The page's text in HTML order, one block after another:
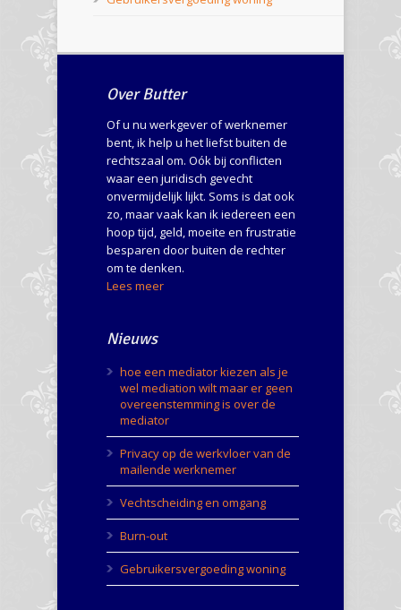
Over Butter
Of u nu werkgever of werknemer
bent, ik help u het liefst buiten de
rechtszaal om. Oók bij conflicten
waar een juridisch gevecht
onvermijdelijk lijkt. Soms is dat ook
zo, maar vaak kan ik iedereen een
hoop tijd, geld, moeite en frustratie
besparen door buiten de rechter
om te denken.
Lees meer
Nieuws
hoe een mediator kiezen als je
wel mediation wilt maar er geen
overeenstemming is over de
mediator
Privacy op de werkvloer van de
mailende werknemer
Vechtscheiding en omgang
Burn-out
Gebruikersvergoeding woning